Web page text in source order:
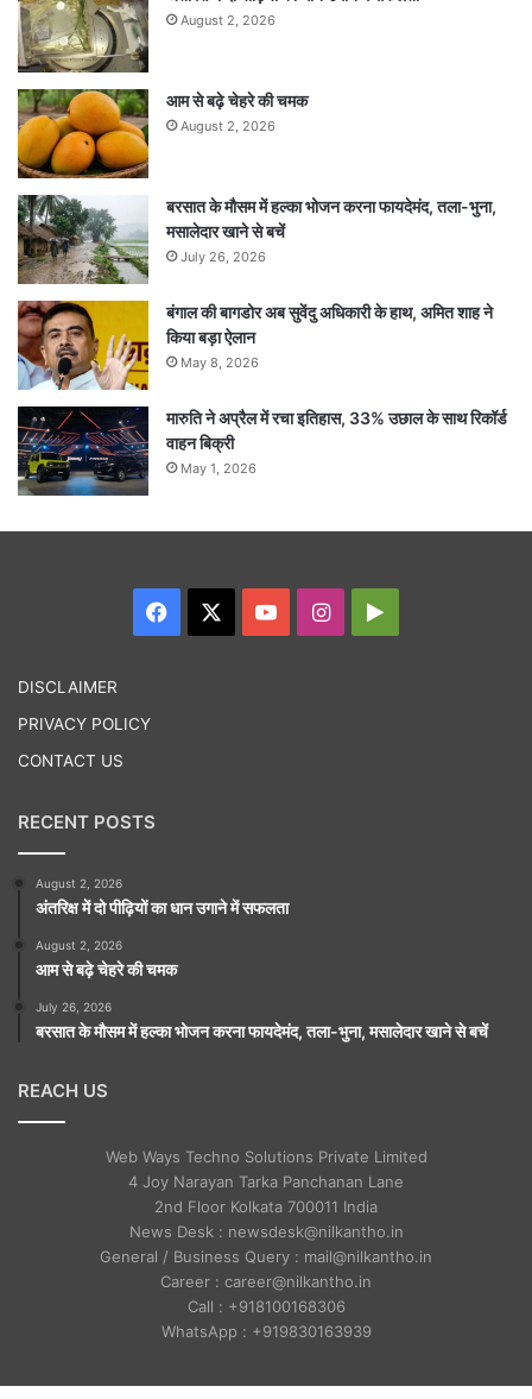
August 2, 2026
आम से बढ़े चेहरे की चमक
August 2, 2026
बरसात के मौसम में हल्का भोजन करना फायदेमंद, तला-भुना,
मसालेदार खाने से बचें
July 26, 2026
बंगाल की बागडोर अब सुवेंदु अधिकारी के हाथ, अमित शाह ने
किया बड़ा ऐलान
May 8, 2026
मारुति ने अप्रैल में रचा इतिहास, 33% उछाल के साथ रिकॉर्ड
वाहन बिक्री
May 1, 2026
Facebook YouTubeInstagram
DISCLAIMER
PRIVACY POLICY
CONTACT US
RECENT POSTS
August 2, 2026
अंतरिक्ष में दो पीढ़ियों का धान उगाने में सफलता
August 2, 2026
आम से बढ़े चेहरे की चमक
July 26, 2026
बरसात के मौसम में हल्का भोजन करना फायदेमंद, तला-भुना, मसालेदार खाने से बचें
REACH US
Web Ways Techno Solutions Private Limited
4 Joy Narayan Tarka Panchanan Lane
2nd Floor Kolkata 700011 India
News Desk : newsdesk@nilkantho.in
General / Business Query : mail@nilkantho.in
Career : career@nilkantho.in
Call : +918100168306
WhatsApp : +919830163939